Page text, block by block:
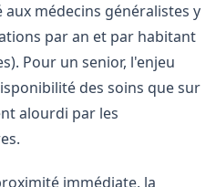
aux médecins généralistes y
par an et par habitant
Pour un senior, l'enjeu
des soins que sur
alourdi par les
immédiate, la